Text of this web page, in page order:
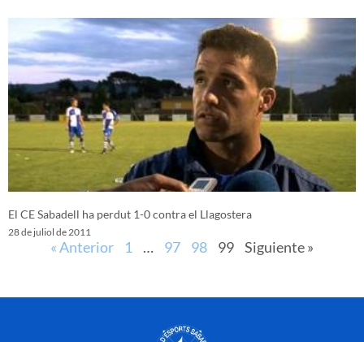
El CE Sabadell ha perdut 1-0 contra el Llagostera
28 de juliol de 2011
« Anterior 1 … 97 98 99 Siguiente »